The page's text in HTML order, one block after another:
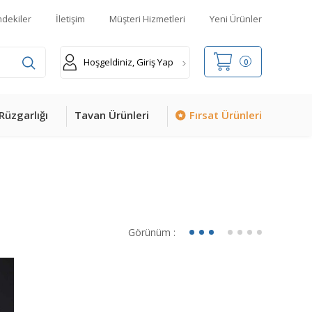
İletişim Müşteri Hizmetleri Yeni Ürünler
0
Hoşgeldiniz, Giriş Yap
Tavan Ürünleri Fırsat Ürünleri
Görünüm :